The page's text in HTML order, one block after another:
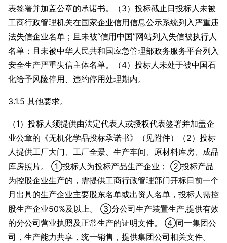
表签署并加盖公章的承诺书。（3）投标截止日投标人未被
工商行政管理机关在国家企业信用信息公示系统列入严重违
法失信企业名单；且未被“信用中国”网站列入失信被执行人
名单；且未被中华人民共和国应急管理部政务服务平台列入
安全生产严重失信主体名单。（4）投标人未处于被中国石
化给予风险停用、违约停用处理期内。
3.1.5 其他要求。
（1）投标人须提供由法定代表人或授权代表签署并加盖企
业公章的《无机化学品投标承诺书》（见附件）（2）投标
人提供工厂大门、工厂全景、生产车间、原材料库房、成品
库房照片。 ①投标人为投标产品生产企业； ②投标产品
为控股企业生产的，需提供工商行政管理部门开标日前一个
月出具的生产企业主要股东名单或出资人名单，投标人需控
股生产企业50%及以上。 ③分公司生产装置生产,提供有效
的分公司营业执照及正常生产的证明文件。 ④同一集团公
司，生产能力共享，统一销售，提供集团公司相关文件。